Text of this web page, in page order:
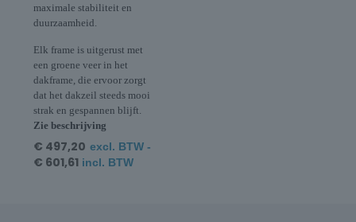
maximale stabiliteit en
duurzaamheid.
Elk frame is uitgerust met
een groene veer in het
dakframe, die ervoor zorgt
dat het dakzeil steeds mooi
strak en gespannen blijft.
Zie beschrijving
€ 497,20 excl. BTW -
€ 601,61incl. BTW